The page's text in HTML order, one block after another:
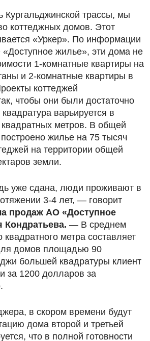
Кургальджинской трассы, мы
коттеджных домов. Этот
«Уркер». По информации
жилье», эти дома не
1-комнатные квартиры на
и 2-комнатные квартиры в
коттеджей
чтобы они были достаточно
варьируется в
метров. В общей
жилье на 75 тысяч
на территории общей
земли.
уже сдана, люди проживают в
3-4 лет, — говорит
продаж АО «Доступное
Кондратьева. — В среднем
квадратного метра составляет
домов площадью 90
большей квадратуры клиент
за 1200 долларов за
в скором времени будут
дома второй и третьей
что в полной готовности